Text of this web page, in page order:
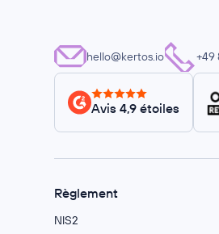
hello@kertos.io +49
Avis 4,9 étoiles
Règlement
NIS2